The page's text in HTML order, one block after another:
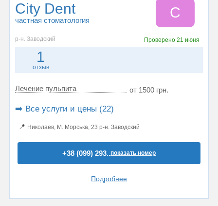
City Dent
частная стоматология C
р-н. Заводский Проверено 21 июня
1
отзыв
Лечение пульпита от 1500 грн.
➡️ Все услуги и цены (22)
📍 Николаев, М. Морська, 23 р-н. Заводский
+38 (099) 293..показать номер
Подробнее